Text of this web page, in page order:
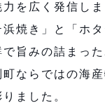
を広く発信しま
焼き」と「ホ
旨みの詰まっ
ならではの海
りました。